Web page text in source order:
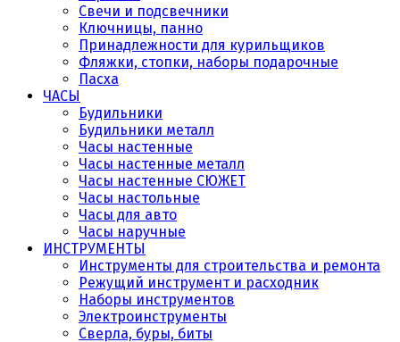
Свечи и подсвечники
Ключницы, панно
Принадлежности для курильщиков
Фляжки, стопки, наборы подарочные
Пасха
ЧАСЫ
Будильники
Будильники металл
Часы настенные
Часы настенные металл
Часы настенные СЮЖЕТ
Часы настольные
Часы для авто
Часы наручные
ИНСТРУМЕНТЫ
Инструменты для строительства и ремонта
Режущий инструмент и расходник
Наборы инструментов
Электроинструменты
Сверла, буры, биты